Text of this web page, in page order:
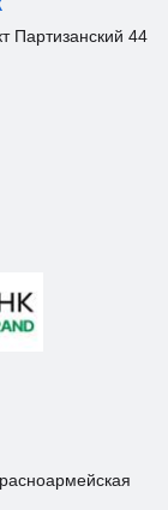
Партизанский 44